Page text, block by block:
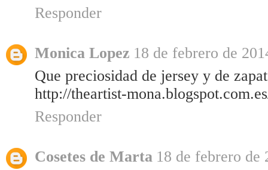
Responder
Monica Lopez 18 de febrero de
Que preciosidad de jersey y de
http://theartist-
Responder
Cosetes de Marta 18 de febrero de